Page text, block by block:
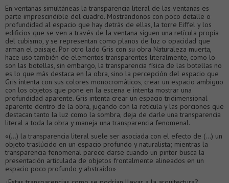
En ventanas simultáneas la transparencia literal de las ventanas es
parte imprescindible del cuadro. Mostrándonos con poco detalle o
profundidad al espacio que hay detrás de ellas, la torre Eiffel y los
edificios que se ven a través de la ventana siguen una retícula propia
del cubismo, y se representan como planos de luz o opacidad que
arman el paisaje. Por otro lado Gris con su obra Naturaleza muerta,
hace uso también de elementos transparentes literalmente, como lo
son las botellas, sin embargo, la transparencia física de las botellas no
es lo que más destaca en la obra, sino la percepción del espacio que
Gris intenta con sus colores monocromáticos, crear un espacio ambiguo
con los objetos que pone en la escena e intenta mostrar una
profundidad aparente. Gris intenta crear un espacio tridimensional
aparente dentro de la obra, jugando con la retícula y las porciones que
destacan tanto la luz como la sombra, deja de darle una transparencia
literal a toda la obra y maneja una transparencia fenomenal.
«(…) la transparencia literal suele ser asociada con el efecto de (…) un
objeto traslúcido en un espacio profundo y naturalista; mientras la
transparencia fenomenal parece darse cuando un pintor busca la
presentación articulada de objetos frontalmente alineados en un
espacio poco profundo y abstraído»